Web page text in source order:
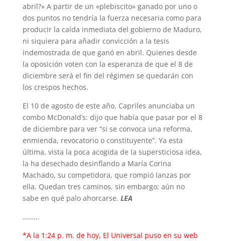
abril?» A partir de un «plebiscito» ganado por uno o
dos puntos no tendría la fuerza necesaria como para
producir la caída inmediata del gobierno de Maduro,
ni siquiera para añadir convicción a la tesis
indemostrada de que ganó en abril. Quienes desde
la oposición voten con la esperanza de que el 8 de
diciembre será el fin del régimen se quedarán con
los crespos hechos.
El 10 de agosto de este año, Capriles anunciaba un
combo McDonald’s: dijo que había que pasar por el 8
de diciembre para ver “si se convoca una reforma,
enmienda, revocatorio o constituyente”. Ya esta
última, vista la poca acogida de la supersticiosa idea,
la ha desechado desinflando a María Corina
Machado, su competidora, que rompió lanzas por
ella. Quedan tres caminos, sin embargo; aún no
sabe en qué palo ahorcarse. LEA
………
*A la 1:24 p. m. de hoy, El Universal puso en su web